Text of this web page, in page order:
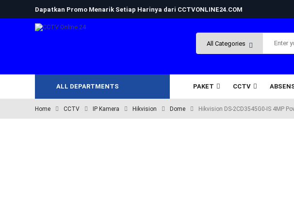
Dapatkan Promo Menarik Setiap Harinya dari CCTVONLINE24.COM
ALL DEPARTMENTS PAKET CCTV
Home CCTV IP Kamera Hikvision Dome Hikvision DS-2CD3545G0-IS 4MP